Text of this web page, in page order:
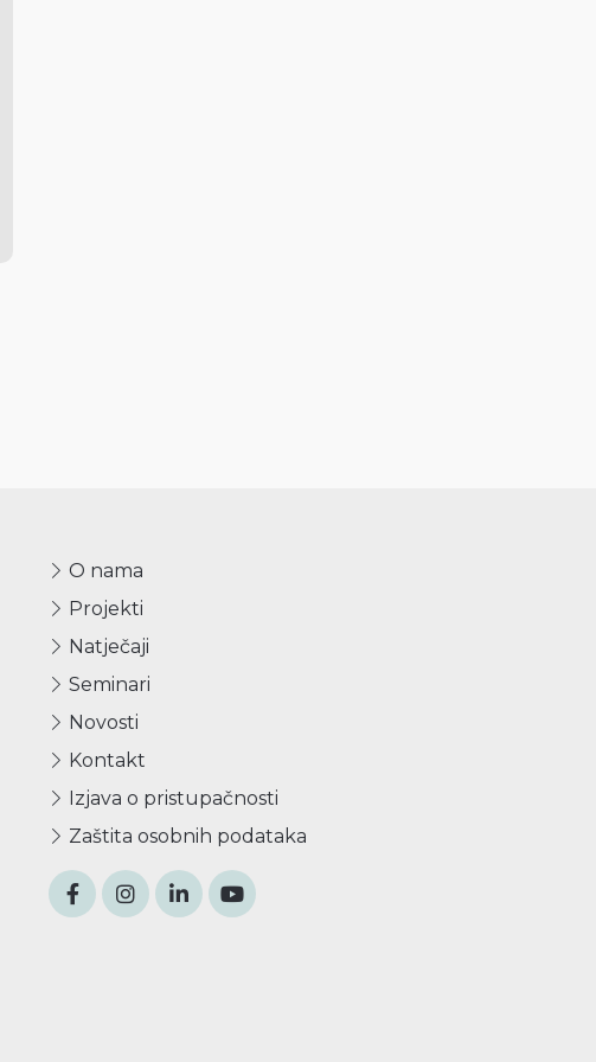
O nama
Projekti
Natječaji
Seminari
Novosti
Kontakt
Izjava o pristupačnosti
Zaštita osobnih podataka